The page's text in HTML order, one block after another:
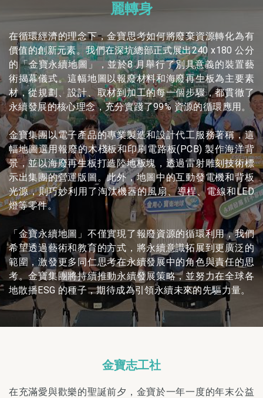
麗轉身
在循環經濟的理念下，金寶思考如何將廢棄資源轉化為有
價值的創新元素。我們在深坑總部正式展出240 x180 公分
的「金寶永續地圖」，並於8 月舉行了別具意義的裝置藝
術揭幕儀式。這幅地圖以報廢材料和海廢再生板為主要素
材，從規劃、設計、取材到加工的每一個步驟，都貫徹了
永續發展的核心理念，充分實踐了99% 資源的循環應用。
金寶集團以電子產品的專業製造和設計代工服務著稱，這
幅地圖選用報廢的木棧板和印刷電路板(PCB) 製作海洋背
景，並以海廢再生板打造陸地板塊，透過雷射雕刻技術標
示出集團的營運版圖。此外，地圖中的互動發電機和背板
光源，則巧妙利用了淘汰機器的風扇、導桿、電線和LED
燈等零件。
「金寶永續地圖」不僅實現了報廢資源的循環利用，我們
希望透過藝術和教育的方式，將永續意識拓展到更廣泛的
範圍，激發更多同仁思考在永續發展中的角色與責任的思
考。金寶集團將持續推動永續發展策略，並努力在全球各
地散播ESG 的種子，期待成為引領永續未來的先驅力量。
金寶志工社
在充滿愛與歡樂的聖誕前夕，金寶於一年一度的年末公益